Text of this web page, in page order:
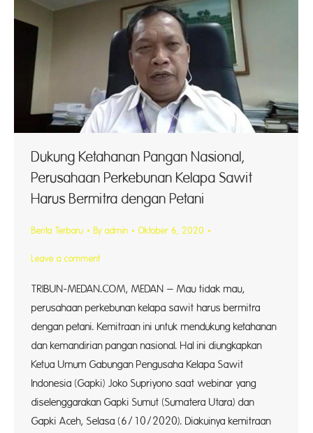
Dukung Ketahanan Pangan Nasional,
Perusahaan Perkebunan Kelapa Sawit
Harus Bermitra dengan Petani
Berita Terbaru By admin Oktober 6, 2020
Leave a comment
TRIBUN-MEDAN.COM, MEDAN – Mau tidak mau,
perusahaan perkebunan kelapa sawit harus bermitra
dengan petani. Kemitraan ini untuk mendukung ketahanan
dan kemandirian pangan nasional. Hal ini diungkapkan
Ketua Umum Gabungan Pengusaha Kelapa Sawit
Indonesia (Gapki) Joko Supriyono saat webinar yang
diselenggarakan Gapki Sumut (Sumatera Utara) dan
Gapki Aceh, Selasa (6/10/2020). Diakuinya kemitraan